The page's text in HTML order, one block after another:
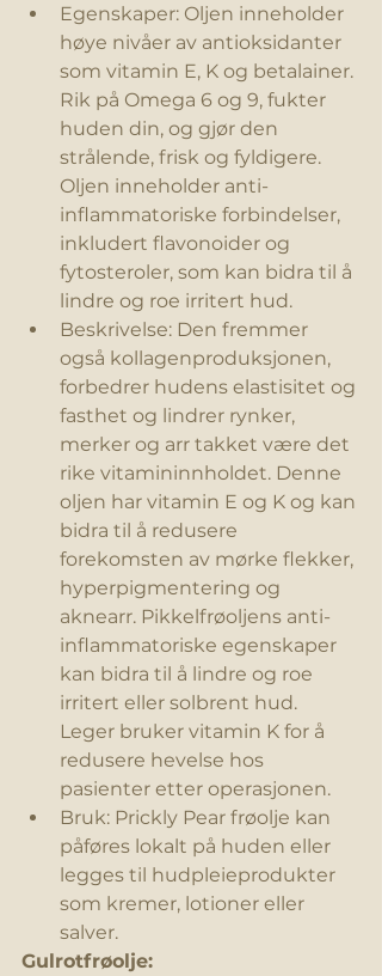
Egenskaper: Oljen inneholder
høye nivåer av antioksidanter
som vitamin E, K og betalainer.
Rik på Omega 6 og 9, fukter
huden din, og gjør den
strålende, frisk og fyldigere.
Oljen inneholder anti-
inflammatoriske forbindelser,
inkludert flavonoider og
fytosteroler, som kan bidra til å
lindre og roe irritert hud.
Beskrivelse: Den fremmer
også kollagenproduksjonen,
forbedrer hudens elastisitet og
fasthet og lindrer rynker,
merker og arr takket være det
rike vitamininnholdet. Denne
oljen har vitamin E og K og kan
bidra til å redusere
forekomsten av mørke flekker,
hyperpigmentering og
aknearr. Pikkelfrøoljens anti-
inflammatoriske egenskaper
kan bidra til å lindre og roe
irritert eller solbrent hud.
Leger bruker vitamin K for å
redusere hevelse hos
pasienter etter operasjonen.
Bruk: Prickly Pear frøolje kan
påføres lokalt på huden eller
legges til hudpleieprodukter
som kremer, lotioner eller
salver.
Gulrotfrøolje: